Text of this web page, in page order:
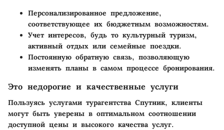
Персонализированное предложение,
соответствующее их бюджетным возможностям.
Учет интересов, будь то культурный туризм,
активный отдых или семейные поездки.
Постоянную обратную связь, позволяющую
изменять планы в самом процессе бронирования.
Это недорогие и качественные услуги
Пользуясь услугами турагентства Спутник, клиенты
могут быть уверены в оптимальном соотношении
доступной цены и высокого качества услуг.